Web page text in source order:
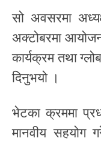
सो अवसरमा
अक्टोबरमा
कार्यक्रम तथा
दिनुभयो ।
भेटका क्रममा
मानवीय सहयोग